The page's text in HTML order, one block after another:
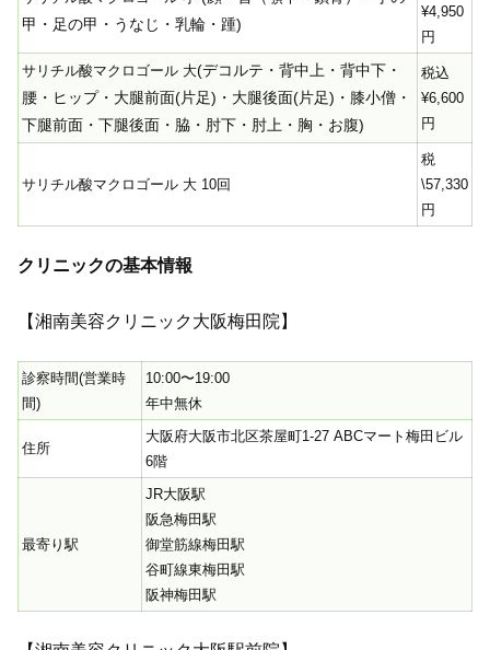
甲・足の甲・うなじ・乳輪・踵)
¥4,950
円
サリチル酸マクロゴール 大(デコルテ・背中上・背中下・
腰・ヒップ・大腿前面(片足)・大腿後面(片足)・膝小僧・
下腿前面・下腿後面・脇・肘下・肘上・胸・お腹)
税込
¥6,600
円
サリチル酸マクロゴール 大 10回
税
\57,330
円
クリニックの基本情報
【湘南美容クリニック大阪梅田院】
診察時間(営業時
間)
10:00〜19:00
年中無休
住所
大阪府大阪市北区茶屋町1-27 ABCマート梅田ビル
6階
最寄り駅
JR大阪駅
阪急梅田駅
御堂筋線梅田駅
谷町線東梅田駅
阪神梅田駅